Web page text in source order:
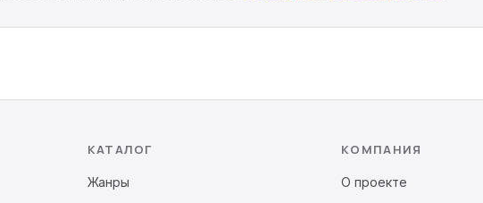
КАТАЛОГ
Жанры
КОМПАНИЯ
О проекте